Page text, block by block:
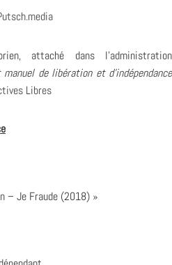
attaché dans l’administration
de libération et d’indépendance
Libres
– Je Fraude (2018) »